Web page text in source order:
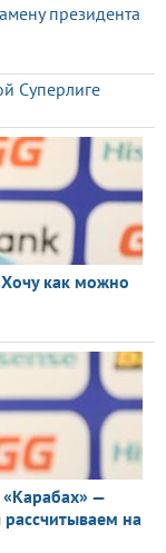
президента
Суперлиге
как можно
—
на